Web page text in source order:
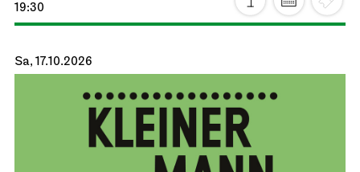
19:30
Sa, 17.10.2026